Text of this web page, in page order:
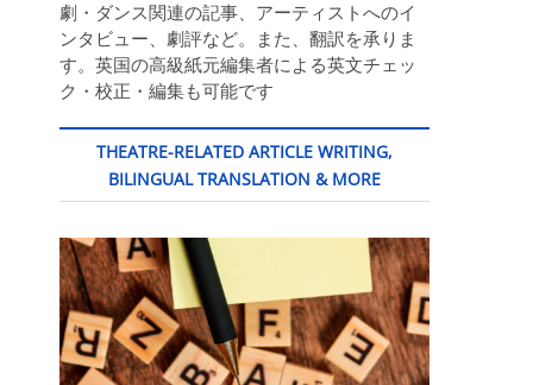
劇・ダンス関連の記事、アーティストへのイ
ンタビュー、劇評など。また、翻訳を承りま
す。英国の高級紙元編集者による英文チェッ
ク・校正・編集も可能です
THEATRE-RELATED ARTICLE WRITING,
BILINGUAL TRANSLATION & MORE